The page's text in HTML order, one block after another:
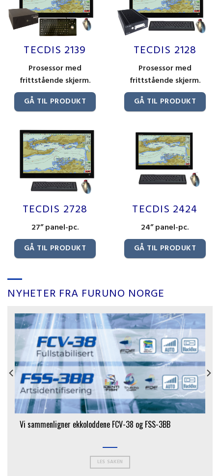
TECDIS 2139
Prosessor med
frittstående skjerm.
GÅ TIL PRODUKT
TECDIS 2128
Prosessor med
frittstående skjerm.
GÅ TIL PRODUKT
TECDIS 2728
27” panel-pc.
GÅ TIL PRODUKT
TECDIS 2424
24” panel-pc.
GÅ TIL PRODUKT
NYHETER FRA FURUNO NORGE
Vi sammenligner ekkoloddene FCV-38 og FSS-3BB
LES SAKEN